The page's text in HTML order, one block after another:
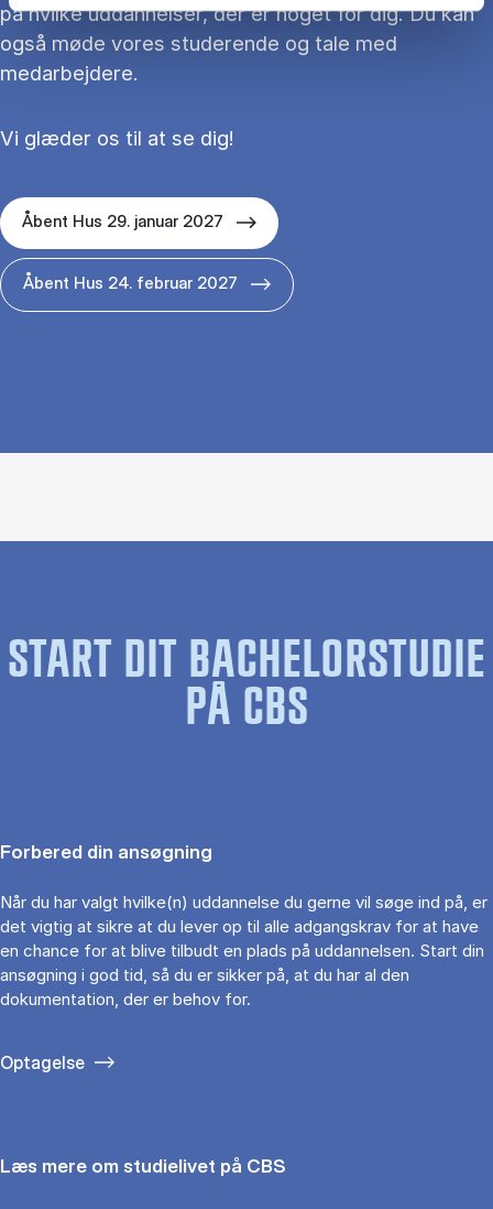
på hvilke uddannelser, der er noget for dig. Du kan
også møde vores studerende og tale med
medarbejdere.
Vi glæder os til at se dig!
Åbent Hus 29. januar 2027
Åbent Hus 24. februar 2027
START DIT BACHELORSTUDIE
PÅ CBS
Forbered din ansøgning
Når du har valgt hvilke(n) uddannelse du gerne vil søge ind på, er
det vigtig at sikre at du lever op til alle adgangskrav for at have
en chance for at blive tilbudt en plads på uddannelsen. Start din
ansøgning i god tid, så du er sikker på, at du har al den
dokumentation, der er behov for.
Optagelse
Læs mere om studielivet på CBS